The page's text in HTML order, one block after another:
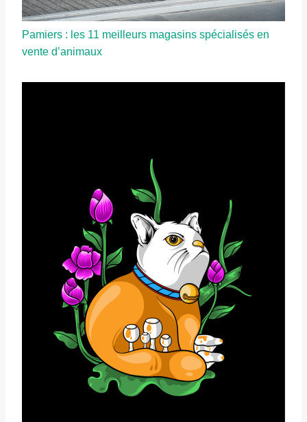
Pamiers : les 11 meilleurs magasins spécialisés en
vente d’animaux